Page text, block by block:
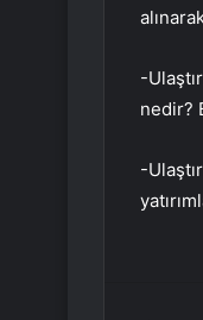
-
nedir?
-